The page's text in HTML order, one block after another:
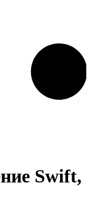
Swift,